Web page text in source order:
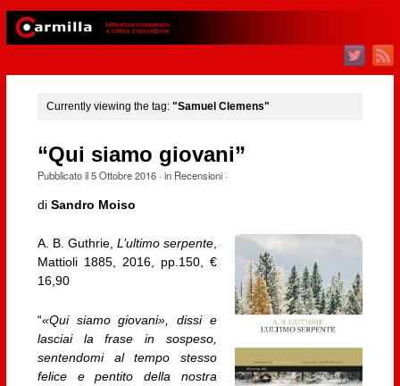
Currently viewing the tag: "Samuel Clemens"
“Qui siamo giovani”
Pubblicato il5 Ottobre 2016· in Recensioni·
di Sandro Moiso
A. B. Guthrie,L’ultimo serpente,
Mattioli 1885, 2016, pp.150, €
16,90
“«Qui siamo giovani», dissi e
lasciai la frase in sospeso,
sentendomi al tempo stesso
felice e pentito della nostra